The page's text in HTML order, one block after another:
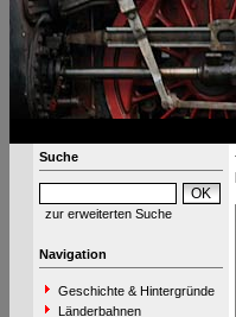
Suche
zur erweiterten Suche
Navigation
Geschichte & Hintergründe
Länderbahnen